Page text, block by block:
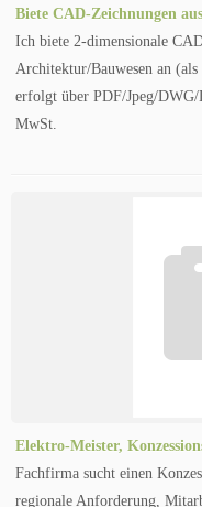
Biete CAD-Zeichnungen
Ich biete 2-dimensionale
Architektur/Bauwesen an
erfolgt über PDF/Jpeg/
MwSt.
Elektro-Meister,
Fachfirma sucht einen
regionale Anforderung,